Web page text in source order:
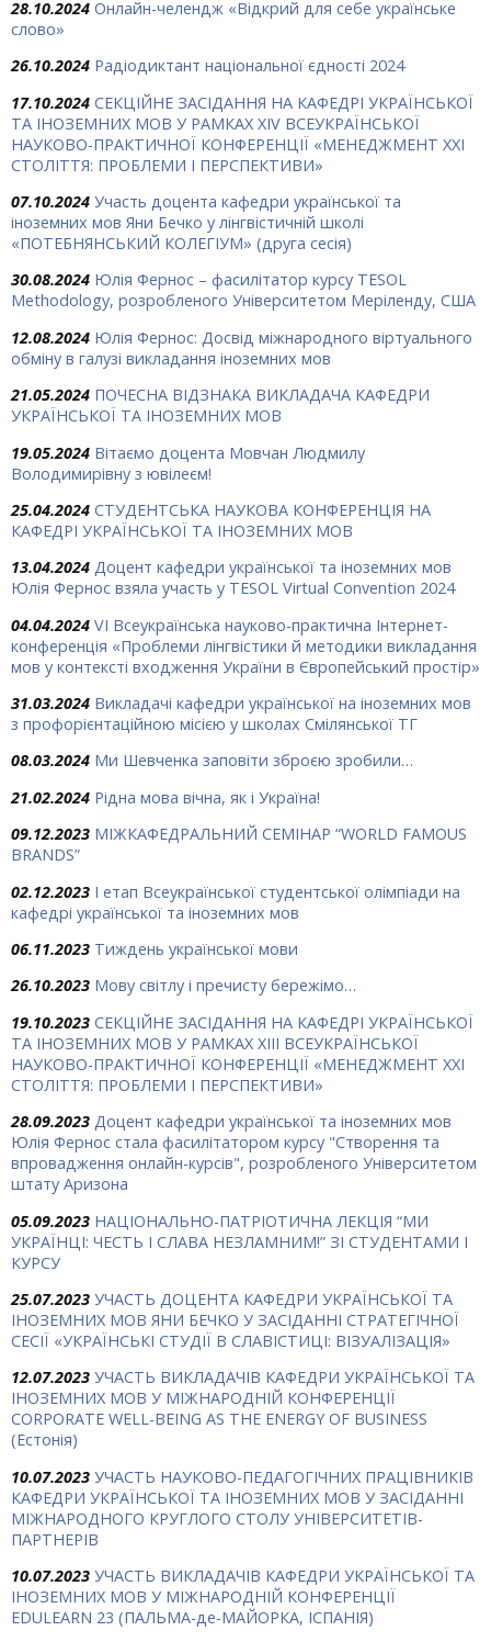
28.10.2024 Онлайн-челендж «Відкрий для себе українське
слово»
26.10.2024 Радіодиктант національної єдності 2024
17.10.2024 СЕКЦІЙНЕ ЗАСІДАННЯ НА КАФЕДРІ УКРАЇНСЬКОЇ
ТА ІНОЗЕМНИХ МОВ У РАМКАХ ХIV ВСЕУКРАЇНСЬКОЇ
НАУКОВО-ПРАКТИЧНОЇ КОНФЕРЕНЦІЇ «МЕНЕДЖМЕНТ ХХІ
СТОЛІТТЯ: ПРОБЛЕМИ І ПЕРСПЕКТИВИ»
07.10.2024 Участь доцента кафедри української та
іноземних мов Яни Бечко у лінгвістичній школі
«ПОТЕБНЯНСЬКИЙ КОЛЕГІУМ» (друга сесія)
30.08.2024 Юлія Фернос – фасилітатор курсу TESOL
Methodology, розробленого Університетом Меріленду, США
12.08.2024 Юлія Фернос: Досвід міжнародного віртуального
обміну в галузі викладання іноземних мов
21.05.2024 ПОЧЕСНА ВІДЗНАКА ВИКЛАДАЧА КАФЕДРИ
УКРАЇНСЬКОЇ ТА ІНОЗЕМНИХ МОВ
19.05.2024 Вітаємо доцента Мовчан Людмилу
Володимирівну з ювілеєм!
25.04.2024 СТУДЕНТСЬКА НАУКОВА КОНФЕРЕНЦІЯ НА
КАФЕДРІ УКРАЇНСЬКОЇ ТА ІНОЗЕМНИХ МОВ
13.04.2024 Доцент кафедри української та іноземних мов
Юлія Фернос взяла участь у TESOL Virtual Convention 2024
04.04.2024 VІ Всеукраїнська науково-практична Інтернет-
конференція «Проблеми лінгвістики й методики викладання
мов у контексті входження України в Європейський простір»
31.03.2024 Викладачі кафедри української на іноземних мов
з профорієнтаційною місією у школах Смілянської ТГ
08.03.2024 Ми Шевченка заповіти зброєю зробили…
21.02.2024 Рідна мова вічна, як і Україна!
09.12.2023 МІЖКАФЕДРАЛЬНИЙ СЕМІНАР “WORLD FAMOUS
BRANDS”
02.12.2023 І етап Всеукраїнської студентської олімпіади на
кафедрі української та іноземних мов
06.11.2023 Тиждень української мови
26.10.2023 Мову світлу і пречисту бережімо…
19.10.2023 СЕКЦІЙНЕ ЗАСІДАННЯ НА КАФЕДРІ УКРАЇНСЬКОЇ
ТА ІНОЗЕМНИХ МОВ У РАМКАХ ХIII ВСЕУКРАЇНСЬКОЇ
НАУКОВО-ПРАКТИЧНОЇ КОНФЕРЕНЦІЇ «МЕНЕДЖМЕНТ ХХІ
СТОЛІТТЯ: ПРОБЛЕМИ І ПЕРСПЕКТИВИ»
28.09.2023 Доцент кафедри української та іноземних мов
Юлія Фернос стала фасилітатором курсу "Створення та
впровадження онлайн-курсів", розробленого Університетом
штату Аризона
05.09.2023 НАЦІОНАЛЬНО-ПАТРІОТИЧНА ЛЕКЦІЯ “МИ
УКРАЇНЦІ: ЧЕСТЬ І СЛАВА НЕЗЛАМНИМ!” ЗІ СТУДЕНТАМИ І
КУРСУ
25.07.2023 УЧАСТЬ ДОЦЕНТА КАФЕДРИ УКРАЇНСЬКОЇ ТА
ІНОЗЕМНИХ МОВ ЯНИ БЕЧКО У ЗАСІДАННІ СТРАТЕГІЧНОЇ
СЕСІЇ «УКРАЇНСЬКІ СТУДІЇ В СЛАВІСТИЦІ: ВІЗУАЛІЗАЦІЯ»
12.07.2023 УЧАСТЬ ВИКЛАДАЧІВ КАФЕДРИ УКРАЇНСЬКОЇ ТА
ІНОЗЕМНИХ МОВ У МІЖНАРОДНІЙ КОНФЕРЕНЦІЇ
CORPORATE WELL-BEING AS THE ENERGY OF BUSINESS
(Естонія)
10.07.2023 УЧАСТЬ НАУКОВО-ПЕДАГОГІЧНИХ ПРАЦІВНИКІВ
КАФЕДРИ УКРАЇНСЬКОЇ ТА ІНОЗЕМНИХ МОВ У ЗАСІДАННІ
МІЖНАРОДНОГО КРУГЛОГО СТОЛУ УНІВЕРСИТЕТІВ-
ПАРТНЕРІВ
10.07.2023 УЧАСТЬ ВИКЛАДАЧІВ КАФЕДРИ УКРАЇНСЬКОЇ ТА
ІНОЗЕМНИХ МОВ У МІЖНАРОДНІЙ КОНФЕРЕНЦІЇ
EDULEARN 23 (ПАЛЬМА-де-МАЙОРКА, ІСПАНІЯ)